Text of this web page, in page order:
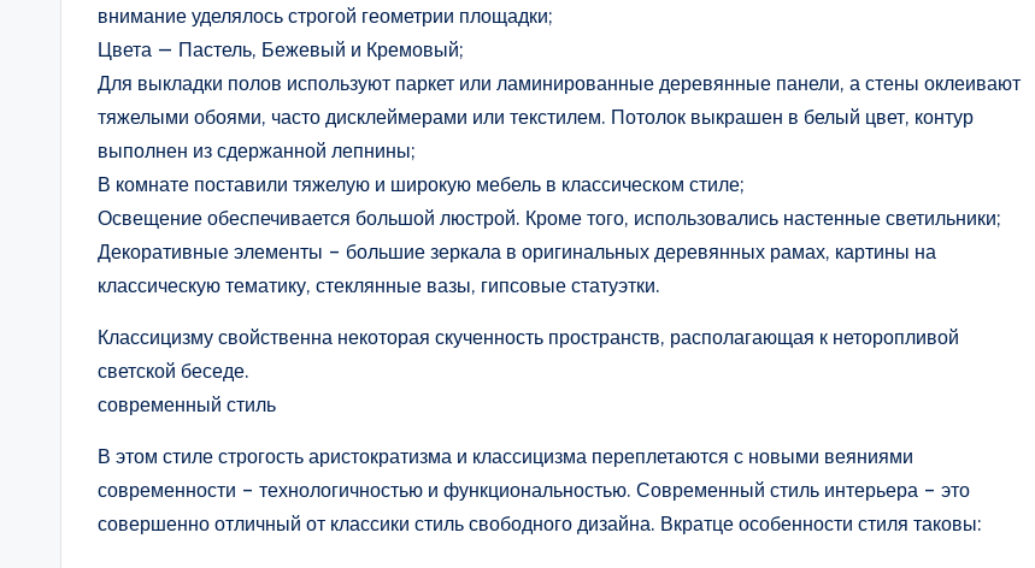
внимание уделялось строгой геометрии площадки;
Цвета — Пастель, Бежевый и Кремовый;
Для выкладки полов используют паркет или ламинированные деревянные панели, а стены оклеивают
тяжелыми обоями, часто дисклеймерами или текстилем. Потолок выкрашен в белый цвет, контур
выполнен из сдержанной лепнины;
В комнате поставили тяжелую и широкую мебель в классическом стиле;
Освещение обеспечивается большой люстрой. Кроме того, использовались настенные светильники;
Декоративные элементы – большие зеркала в оригинальных деревянных рамах, картины на
классическую тематику, стеклянные вазы, гипсовые статуэтки.
Классицизму свойственна некоторая скученность пространств, располагающая к неторопливой
светской беседе.
современный стиль
В этом стиле строгость аристократизма и классицизма переплетаются с новыми веяниями
современности – технологичностью и функциональностью. Современный стиль интерьера – это
совершенно отличный от классики стиль свободного дизайна. Вкратце особенности стиля таковы: